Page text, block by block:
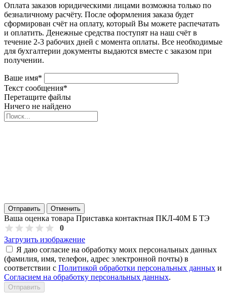
Оплата заказов юридическими лицами возможна только по
безналичному расчёту. После оформления заказа будет
сформирован счёт на оплату, который Вы можете распечатать
и оплатить. Денежные средства поступят на наш счёт в
течение 2-3 рабочих дней с момента оплаты. Все необходимые
для бухгалтерии документы выдаются вместе с заказом при
получении.
Ваше имя*
Текст сообщения*
Перетащите файлы
Ничего не найдено
Отправить Отменить
Ваша оценка товара Приставка контактная ПКЛ-40М Б ТЭ
0
Загрузить изображение
Я даю согласие на обработку моих персональных данных
(фамилия, имя, телефон, адрес электронной почты) в
соответствии с Политикой обработки персональных данных и
Согласием на обработку персональных данных.